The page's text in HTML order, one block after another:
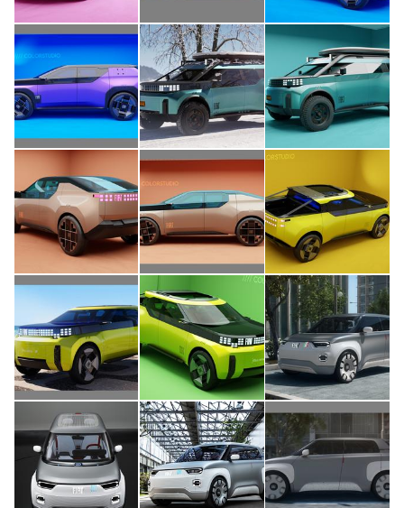
テクノロジー
このメディアについて
運営会社
利用規約
プライバシーポリシー
ライター名簿
お問い合せ
広告掲載について